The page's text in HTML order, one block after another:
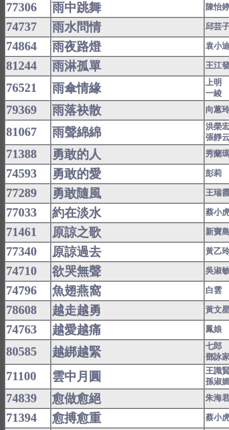
77306 雨中跳舞 陳怡
74737 雨水問情 邱芸
74864 雨夜路燈 袁小
81244 雨淋孤單 王江
76521 雨傘情緣
上明
一綾
79369 雨落袂散 向蕙
81067 雨聲綿綿
洪榮
張靜
71388 勇敢的人 秀蘭
74593 勇敢的愛 彭莉
77289 勇敢隨風 王瑞
77033 約在淡水 蔡小
71461 原諒之歌 新寶
77340 原諒過去 黃乙
74710 欲哭無聲 吳淑
74796 魚翅燕窩 白雲
78608 越走越勇 黃文
74763 越愛越痛 鳳娘
80585 越綁越緊
七郎
鄧詠
71100 雲中月圓
王識
孫淑
74839 愈做愈絕 朱海
71394 愈搏愈重 蔡小